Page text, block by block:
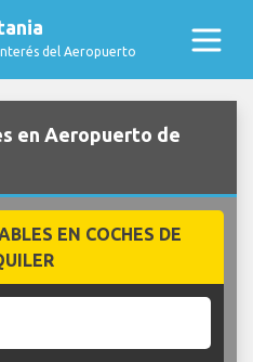
del Aeropuerto
en Aeropuerto de
EN COCHES DE